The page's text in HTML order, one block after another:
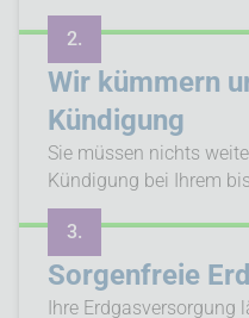
2.
Wir kümmern
Kündigung
Sie müssen nichts
Kündigung bei Ihrem
3.
Sorgenfreie
Ihre Erdgasversorgung